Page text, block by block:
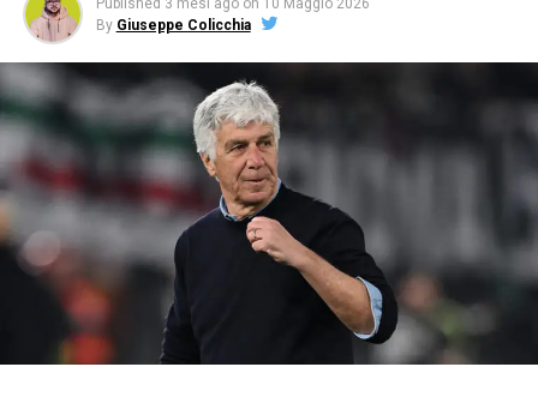
Published 3 mesi ago on 10 Maggio 2026
By Giuseppe Colicchia